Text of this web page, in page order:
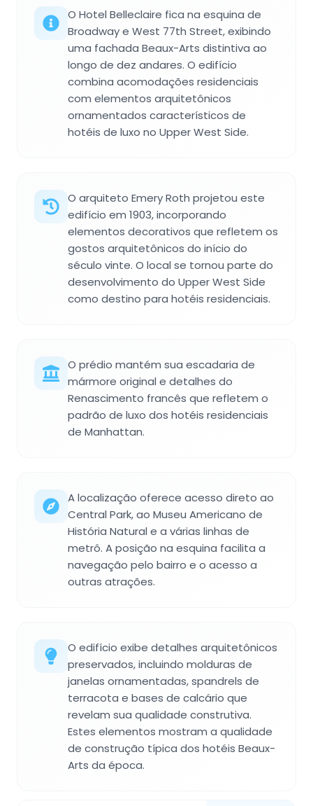
O Hotel Belleclaire fica na esquina de
Broadway e West 77th Street, exibindo
uma fachada Beaux-Arts distintiva ao
longo de dez andares. O edifício
combina acomodações residenciais
com elementos arquitetônicos
ornamentados característicos de
hotéis de luxo no Upper West Side.
O arquiteto Emery Roth projetou este
edifício em 1903, incorporando
elementos decorativos que refletem os
gostos arquitetônicos do início do
século vinte. O local se tornou parte do
desenvolvimento do Upper West Side
como destino para hotéis residenciais.
O prédio mantém sua escadaria de
mármore original e detalhes do
Renascimento francês que refletem o
padrão de luxo dos hotéis residenciais
de Manhattan.
A localização oferece acesso direto ao
Central Park, ao Museu Americano de
História Natural e a várias linhas de
metrô. A posição na esquina facilita a
navegação pelo bairro e o acesso a
outras atrações.
O edifício exibe detalhes arquitetônicos
preservados, incluindo molduras de
janelas ornamentadas, spandrels de
terracota e bases de calcário que
revelam sua qualidade construtiva.
Estes elementos mostram a qualidade
de construção típica dos hotéis Beaux-
Arts da época.